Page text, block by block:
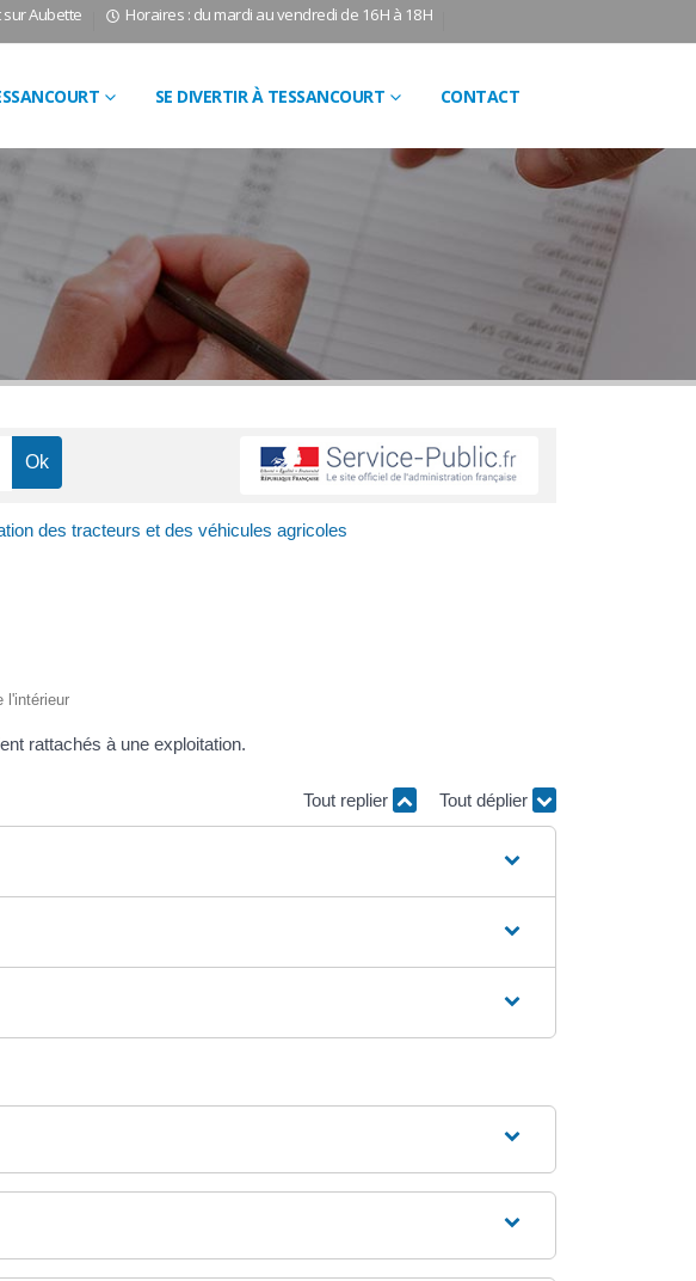
Aubette Horaires : du mardi au vendredi de 16H à 18H
SE DIVERTIR À TESSANCOURT CONTACT
des tracteurs et des véhicules agricoles
l'intérieur
rattachés à une exploitation.
Tout replier Tout déplier